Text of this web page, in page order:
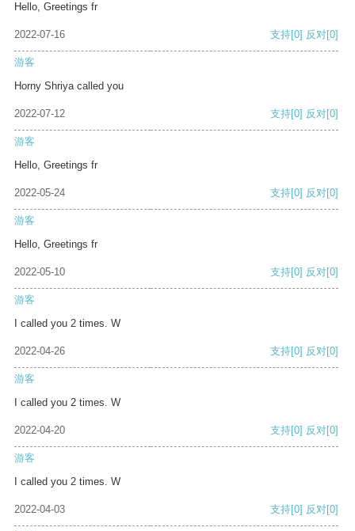
Hello, Greetings fr
2022-07-16 支持[0] 反对[0]
游客
Horny Shriya called you
2022-07-12 支持[0] 反对[0]
游客
Hello, Greetings fr
2022-05-24 支持[0] 反对[0]
游客
Hello, Greetings fr
2022-05-10 支持[0] 反对[0]
游客
I called you 2 times. W
2022-04-26 支持[0] 反对[0]
游客
I called you 2 times. W
2022-04-20 支持[0] 反对[0]
游客
I called you 2 times. W
2022-04-03 支持[0] 反对[0]